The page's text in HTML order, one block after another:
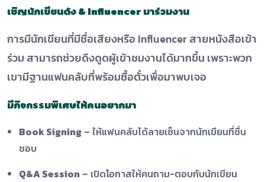
เชิญนักเขียนดัง & Influencer มาร่วมงาน
การมีนักเขียนที่มีชื่อเสียงหรือ Influencer สายหนังสือเข้า
ร่วม สามารถช่วยดึงดูดผู้เข้าชมงานได้มากขึ้น เพราะพวก
เขามีฐานแฟนคลับที่พร้อมซื้อตั๋วเพื่อมาพบเจอ
มีกิจกรรมพิเศษให้คนอยากมา
Book Signing – ให้แฟนคลับได้ลายเซ็นจากนักเขียนที่ชื่น
ชอบ
Q&A Session – เปิดโอกาสให้คนถาม-ตอบกับนักเขียน